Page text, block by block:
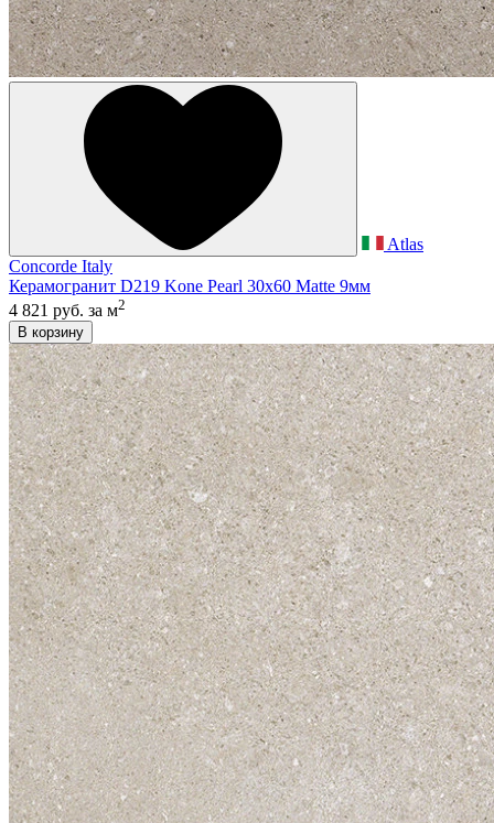
Atlas
Concorde Italy
Керамогранит D219 Kone Pearl 30x60 Matte 9мм
4 821 руб. за м2
В корзину